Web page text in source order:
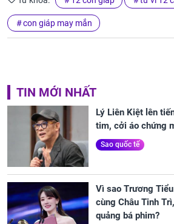
con giáp may mắn
TIN MỚI NHẤT
Lý Liên Kiệt lên
tim, cởi áo chứng
Sao quốc tế
Vì sao Trương
cùng Châu Tinh
quảng bá phim?